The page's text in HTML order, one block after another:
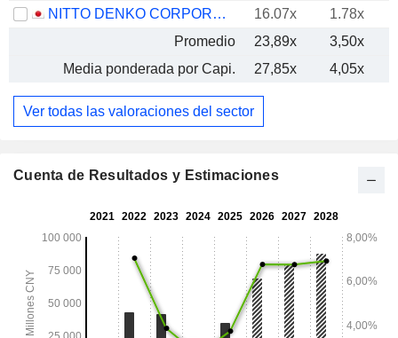
NITTO DENKO CORPORATION
16.07x
1.78x
Promedio
23,89x 3,50x
Media ponderada por Capi.
27,85x 4,05x
Ver todas las valoraciones del sector
Cuenta de Resultados y Estimaciones